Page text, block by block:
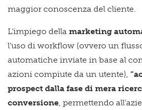
maggior conoscenza del cliente.
L’impiego della marketing
l’uso di workflow (ovvero un
automatiche inviate in base al
azioni compiute da un utente),
prospect dalla fase di mera
conversione , permettendo